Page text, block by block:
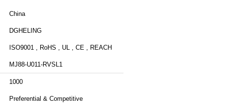
China
DGHELING
ISO9001 , RoHS , UL , CE , REACH
MJ88-U011-RVSL1
1000
Preferential & Competitive